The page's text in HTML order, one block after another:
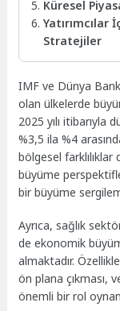
Küresel
Yatırımcılar
Stratejiler
IMF ve Dünya
olan ülkelerde
2025 yılı itibarıyla
%3,5 ila %4
bölgesel farklılıklar
büyüme
bir büyüme
Ayrıca, sağlık
de ekonomik
almaktadır.
ön plana çıkması,
önemli bir rol